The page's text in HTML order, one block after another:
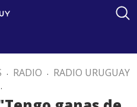
. RADIO . RADIO URUGUAY
.